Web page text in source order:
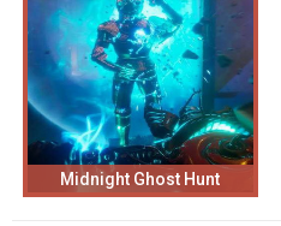
Midnight Ghost Hunt